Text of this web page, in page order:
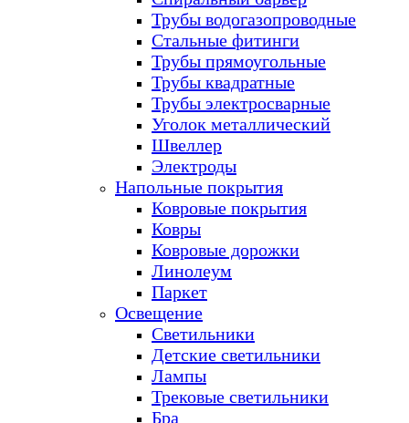
Трубы водогазопроводные
Стальные фитинги
Трубы прямоугольные
Трубы квадратные
Трубы электросварные
Уголок металлический
Швеллер
Электроды
Напольные покрытия
Ковровые покрытия
Ковры
Ковровые дорожки
Линолеум
Паркет
Освещение
Светильники
Детские светильники
Лампы
Трековые светильники
Бра